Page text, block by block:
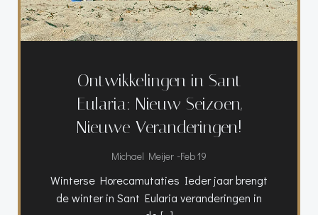
Ontwikkelingen in Sant
Eularia: Nieuw Seizoen,
Nieuwe Veranderingen!
Michael Meijer -Feb 19
Winterse Horecamutaties Ieder jaar brengt
de winter in Sant Eularia veranderingen in